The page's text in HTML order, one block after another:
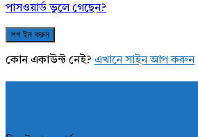
পাসওয়ার্ড ভুলে গেছেন?
কোন একাউন্ট নেই? এখানে সাইন আপ করুন